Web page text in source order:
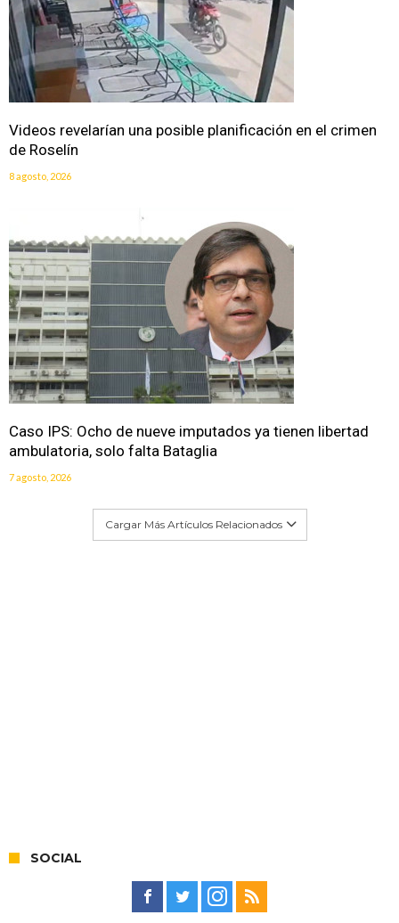
Videos revelarían una posible planificación en el crimen
de Roselín
8 agosto, 2026
Caso IPS: Ocho de nueve imputados ya tienen libertad
ambulatoria, solo falta Bataglia
7 agosto, 2026
Cargar Más Artículos Relacionados
SOCIAL